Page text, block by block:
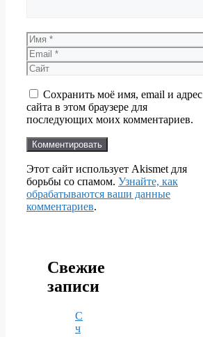
Имя
Email
Сайт
Сохранить моё имя, email и адрес
сайта в этом браузере для
последующих моих комментариев.
Этот сайт использует Akismet для
борьбы со спамом. Узнайте, как
обрабатываются ваши данные
комментариев.
Свежие
записи
С
ч